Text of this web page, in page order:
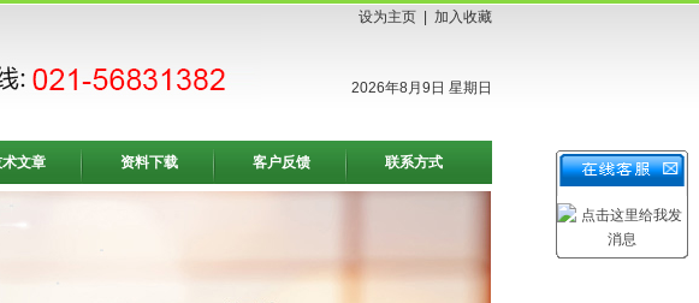
设为主页 加入收藏
2026年8月9日 星期日
文章 资料下载 客户反馈 联系方式